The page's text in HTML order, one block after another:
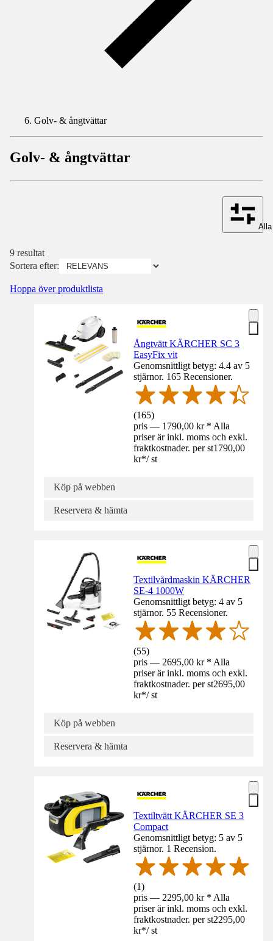
Golv- & ångtvättar
Golv- & ångtvättar
9 resultat
Sortera efter:
Hoppa över produktlista
Ångtvätt KÄRCHER SC 3
EasyFix vit
Genomsnittligt betyg: 4.4 av 5
stjärnor. 165 Recensioner.
(165)
pris — 1790,00 kr * Alla
priser är inkl. moms och exkl.
fraktkostnader. per st1790,00
kr*/ st
Köp på webben
Reservera & hämta
Textilvårdmaskin KÄRCHER
SE-4 1000W
Genomsnittligt betyg: 4 av 5
stjärnor. 55 Recensioner.
(55)
pris — 2695,00 kr * Alla
priser är inkl. moms och exkl.
fraktkostnader. per st2695,00
kr*/ st
Köp på webben
Reservera & hämta
Textiltvätt KÄRCHER SE 3
Compact
Genomsnittligt betyg: 5 av 5
stjärnor. 1 Recension.
(1)
pris — 2295,00 kr * Alla
priser är inkl. moms och exkl.
fraktkostnader. per st2295,00
kr*/ st